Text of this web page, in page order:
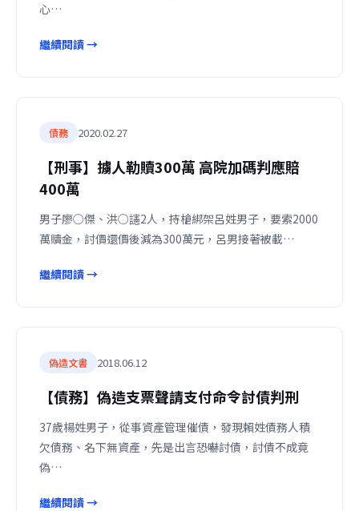
心…
繼續閱讀 →
債務 2020.02.27
【刑事】擄人勒贖300萬 高院加碼判應賠
400萬
男子廖○傑、洪○䜢2人，持槍綁架呂姓男子，要索2000
萬贖金，討價還價後減為300萬元，呂男接著被載…
繼續閱讀 →
偽造文書 2018.06.12
【債務】偽造支票聲請支付命令討債判刑
37歲楊姓男子，從事資產管理催債，發現賴姓債務人積
欠債務、名下無資產，先是出言恐嚇討債，討債不成竟
偽…
繼續閱讀 →